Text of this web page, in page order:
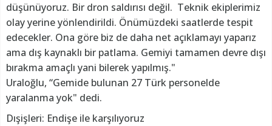
düşünüyoruz. Bir dron saldırısı değil. Teknik ekiplerimiz
olay yerine yönlendirildi. Önümüzdeki saatlerde tespit
edecekler. Ona göre biz de daha net açıklamayı yaparız
ama dış kaynaklı bir patlama. Gemiyi tamamen devre dışı
bırakma amaçlı yani bilerek yapılmış."
Uraloğlu, “Gemide bulunan 27 Türk personelde
yaralanma yok" dedi.
Dışişleri: Endişe ile karşılıyoruz